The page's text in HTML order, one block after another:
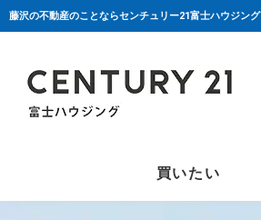
藤沢の不動産のことならセンチュリー21富士ハウジング
買いたい